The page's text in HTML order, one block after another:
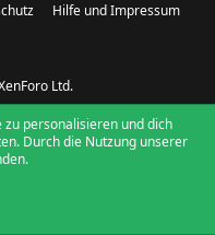
Hilfe und Impressum
Ltd.
zu personalisieren und dich
Durch die Nutzung unserer